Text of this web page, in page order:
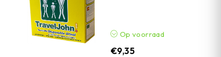
Op voorraad
€9,35